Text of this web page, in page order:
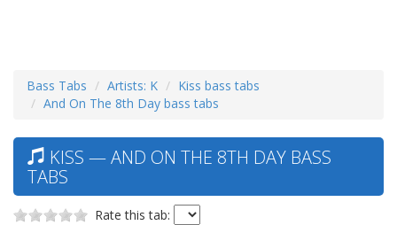
Bass Tabs Artists: K
Kiss bass tabs
And On The 8th Day bass tabs
KISS — AND ON THE 8TH DAY BASS
TABS
Rate this tab: